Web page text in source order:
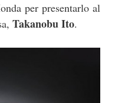
per presentarlo al
Takanobu Ito.